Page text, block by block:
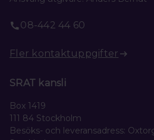
08-442 44 60
Fler kontaktuppgifter
SRAT kansli
Box 1419
111 84 Stockholm
Besöks- och leveransadress: